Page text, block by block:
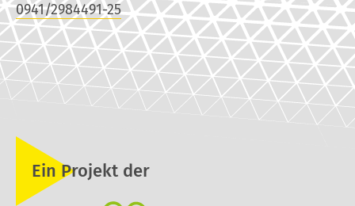
0941/2984491-25
Ein Projekt der